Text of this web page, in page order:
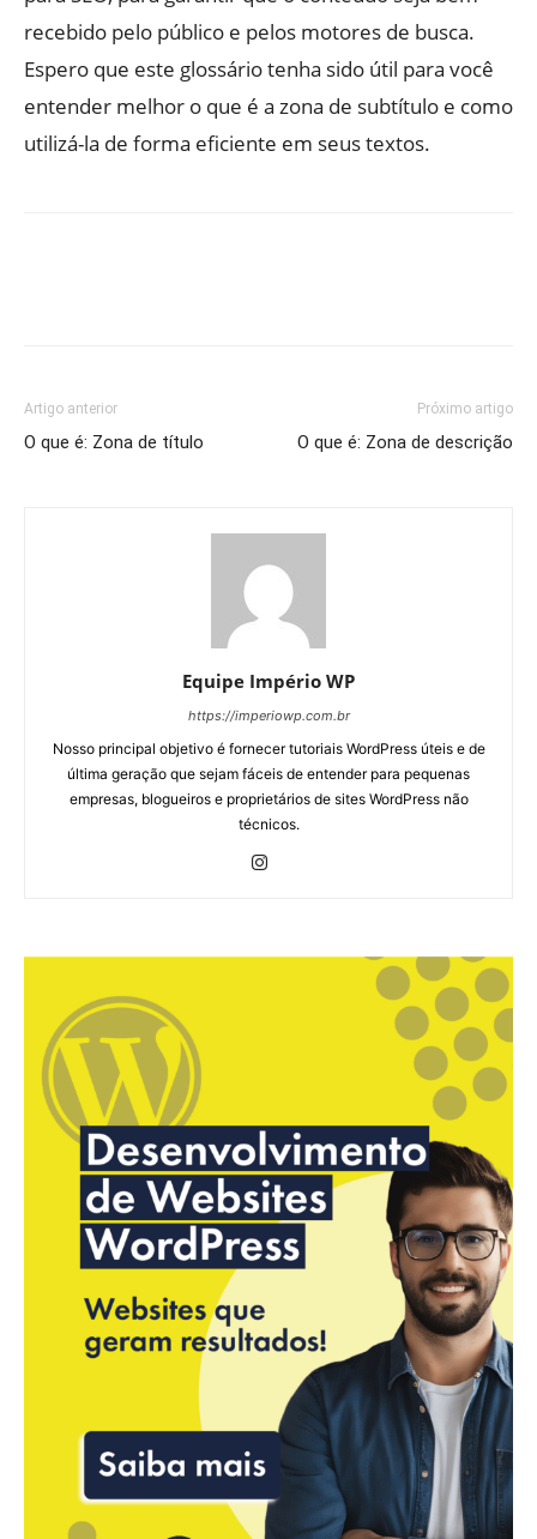
recebido pelo público e pelos motores de busca.
Espero que este glossário tenha sido útil para você
entender melhor o que é a zona de subtítulo e como
utilizá-la de forma eficiente em seus textos.
Artigo anterior
O que é: Zona de título
Próximo artigo
O que é: Zona de descrição
Equipe Império WP
https://imperiowp.com.br
Nosso principal objetivo é fornecer tutoriais WordPress úteis e de
última geração que sejam fáceis de entender para pequenas
empresas, blogueiros e proprietários de sites WordPress não
técnicos.